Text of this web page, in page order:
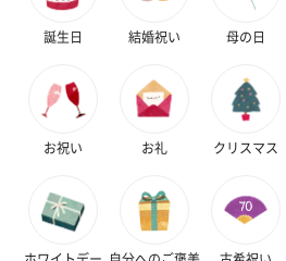
ハンドクリーム3本セッ
ト【ありがとう】
（1,100円）
ドクリー
レープフル
（2,145円）
誕生日 結婚祝い 母の日
お祝い お礼 クリスマス